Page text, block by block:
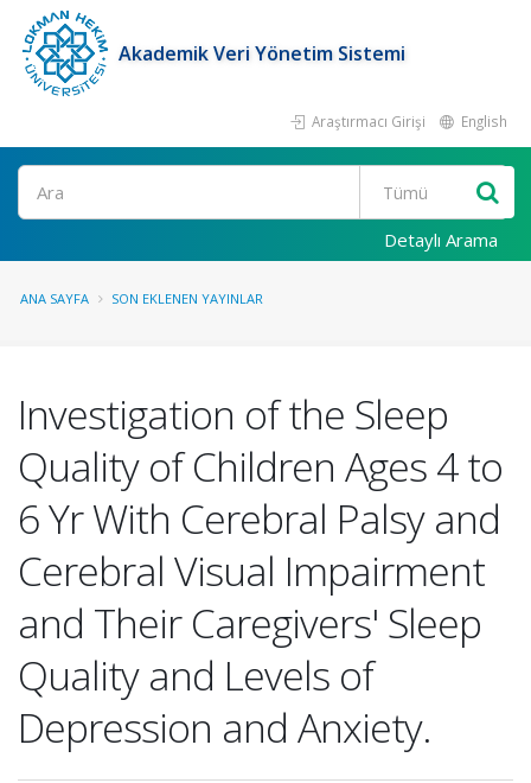
Akademik Veri Yönetim Sistemi
Araştırmacı Girişi English
Ara
Detaylı Arama
ANA SAYFA SON EKLENEN YAYINLAR
Investigation of the Sleep
Quality of Children Ages 4 to
6 Yr With Cerebral Palsy and
Cerebral Visual Impairment
and Their Caregivers' Sleep
Quality and Levels of
Depression and Anxiety.